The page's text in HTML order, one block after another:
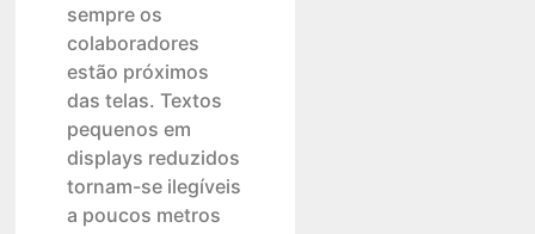
sempre os
colaboradores
estão próximos
das telas. Textos
pequenos em
displays reduzidos
tornam-se ilegíveis
a poucos metros